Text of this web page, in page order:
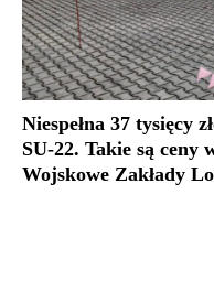
Niespełna 37 tysięcy
SU-22. Takie są ceny
Wojskowe Zakłady